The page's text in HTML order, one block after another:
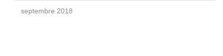
septembre 2018